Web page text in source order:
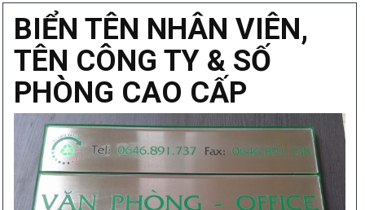
BIỂN TÊN NHÂN VIÊN,
TÊN CÔNG TY & SỐ
PHÒNG CAO CẤP